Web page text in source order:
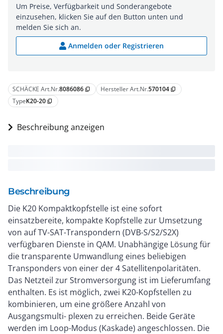
SCHÄCKE Art.Nr.8086086 content_copy Hersteller Art.Nr.570104 content_copy
TypeK20-20 content_copy
Beschreibung anzeigen
Beschreibung
Die K20 Kompaktkopfstelle ist eine sofort
einsatzbereite, kompakte Kopfstelle zur Umsetzung
von auf TV-SAT-Transpondern (DVB-S/S2/S2X)
verfügbaren Dienste in QAM. Unabhängige Lösung für
die transparente Umwandlung eines beliebigen
Transponders von einer der 4 Satellitenpolaritäten.
Das Netzteil zur Stromversorgung ist im Lieferumfang
enthalten. Es ist möglich, zwei K20-Kopfstellen zu
kombinieren, um eine größere Anzahl von
Ausgangsmulti- plexen zu erreichen. Beide Geräte
werden im Loop-Modus (Kaskade) angeschlossen. Die
Um Preise, Verfügbarkeit und Sonderangebote
einzusehen, klicken Sie auf den Button unten und
melden Sie sich an.
Anmelden oder Registrieren